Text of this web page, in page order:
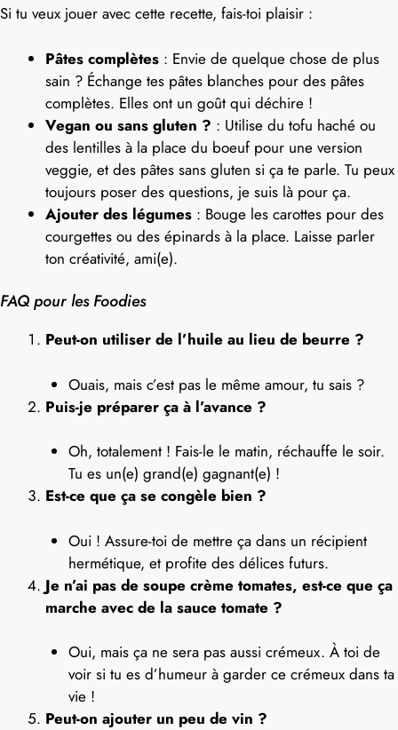
Si tu veux jouer avec cette recette, fais-toi plaisir :
Pâtes complètes : Envie de quelque chose de plus
sain ? Échange tes pâtes blanches pour des pâtes
complètes. Elles ont un goût qui déchire !
Vegan ou sans gluten ? : Utilise du tofu haché ou
des lentilles à la place du boeuf pour une version
veggie, et des pâtes sans gluten si ça te parle. Tu peux
toujours poser des questions, je suis là pour ça.
Ajouter des légumes : Bouge les carottes pour des
courgettes ou des épinards à la place. Laisse parler
ton créativité, ami(e).
FAQ pour les Foodies
Peut-on utiliser de l’huile au lieu de beurre ?
Ouais, mais c’est pas le même amour, tu sais ?
Puis-je préparer ça à l’avance ?
Oh, totalement ! Fais-le le matin, réchauffe le soir.
Tu es un(e) grand(e) gagnant(e) !
Est-ce que ça se congèle bien ?
Oui ! Assure-toi de mettre ça dans un récipient
hermétique, et profite des délices futurs.
Je n’ai pas de soupe crème tomates, est-ce que ça
marche avec de la sauce tomate ?
Oui, mais ça ne sera pas aussi crémeux. À toi de
voir si tu es d’humeur à garder ce crémeux dans ta
vie !
Peut-on ajouter un peu de vin ?